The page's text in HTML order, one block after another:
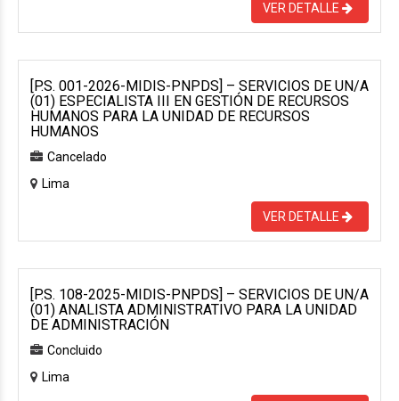
VER DETALLE
[P.S. 001-2026-MIDIS-PNPDS] – SERVICIOS DE UN/A
(01) ESPECIALISTA III EN GESTIÓN DE RECURSOS
HUMANOS PARA LA UNIDAD DE RECURSOS
HUMANOS
Cancelado
Lima
VER DETALLE
[P.S. 108-2025-MIDIS-PNPDS] – SERVICIOS DE UN/A
(01) ANALISTA ADMINISTRATIVO PARA LA UNIDAD
DE ADMINISTRACIÓN
Concluido
Lima